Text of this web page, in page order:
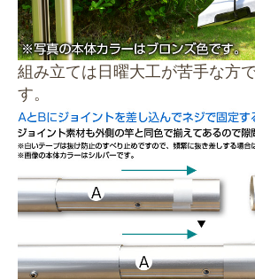
組み立ては日曜大工が苦手な方
す。